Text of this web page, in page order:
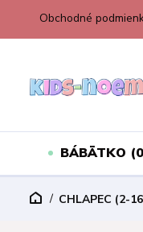
Obchodné
BÁBÄTKO
CHLAPEC (2-